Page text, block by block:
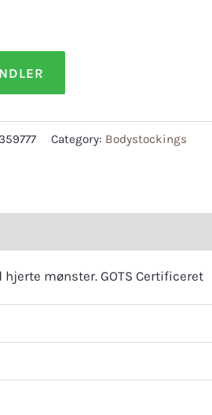
Category: Bodystockings
mønster. GOTS Certificeret